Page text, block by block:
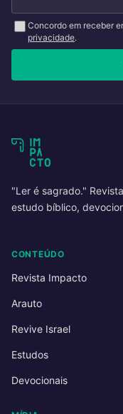
Concordo em receber
privacidade.
"Ler é sagrado."
estudo bíblico,
CONTEÚDO
Revista Impacto
Arauto
Revive Israel
Estudos
Devocionais